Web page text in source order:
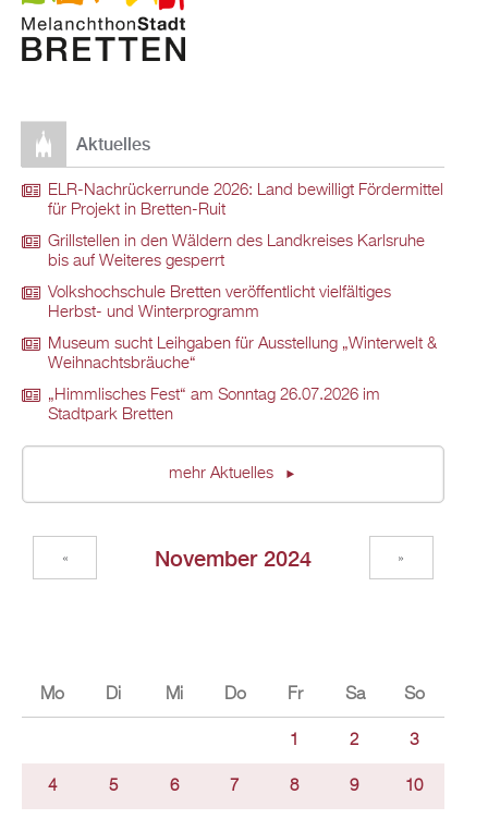
Aktuelles
ELR-Nachrückerrunde 2026: Land bewilligt Fördermittel
für Projekt in Bretten-Ruit
Grillstellen in den Wäldern des Landkreises Karlsruhe
bis auf Weiteres gesperrt
Volkshochschule Bretten veröffentlicht vielfältiges
Herbst- und Winterprogramm
Museum sucht Leihgaben für Ausstellung „Winterwelt &
Weihnachtsbräuche“
„Himmlisches Fest“ am Sonntag 26.07.2026 im
Stadtpark Bretten
mehr Aktuelles
November 2024
« »
Mo Di Mi Do Fr Sa So
1 2 3
4 5 6 7 8 9 10